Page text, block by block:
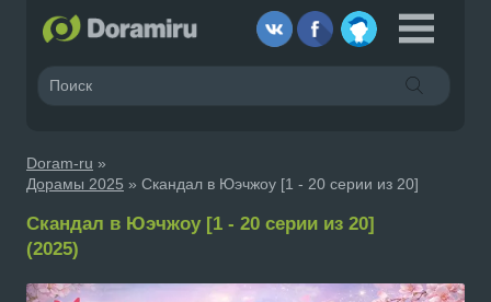
Doram-ru »
Дорамы 2025 » Скандал в Юэчжоу [1 - 20 серии из 20]
Скандал в Юэчжоу [1 - 20 серии из 20]
(2025)